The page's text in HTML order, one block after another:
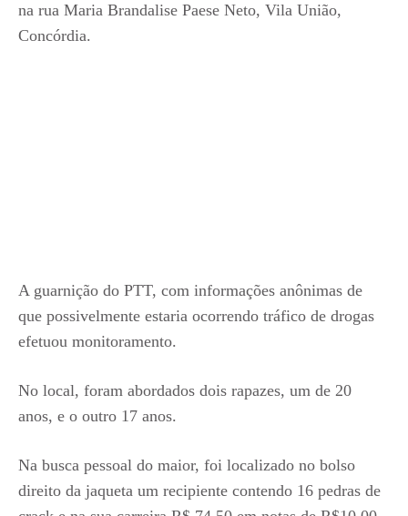
na rua Maria Brandalise Paese Neto, Vila União,
Concórdia.
A guarnição do PTT, com informações anônimas de
que possivelmente estaria ocorrendo tráfico de drogas
efetuou monitoramento.
No local, foram abordados dois rapazes, um de 20
anos, e o outro 17 anos.
Na busca pessoal do maior, foi localizado no bolso
direito da jaqueta um recipiente contendo 16 pedras de